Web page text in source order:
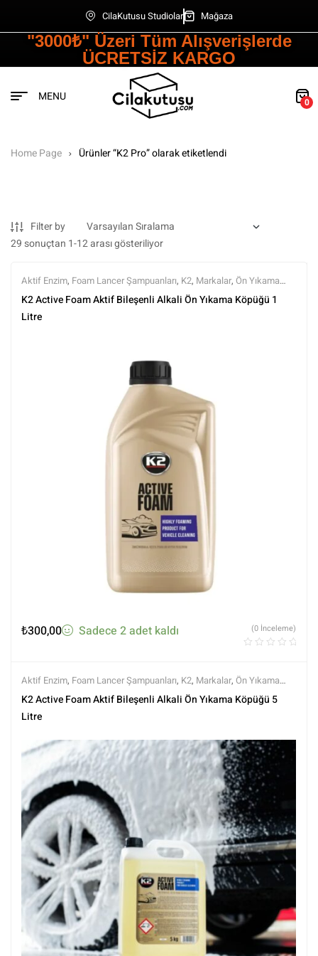
CilaKutusu Studiolar Mağaza
"3000₺" Üzeri Tüm Alışverişlerde
ÜCRETSİZ KARGO
MENU 0
Home Page Ürünler “K2 Pro” olarak etiketlendi
Filter by
29 sonuçtan 1-12 arası gösteriliyor
Aktif Enzim, Foam Lancer Şampuanları, K2, Markalar, Ön Yıkama
Şampuanları,Prewashlar,Şampuanlar,Tüm Ürünler,Tüm Ürünler
Yıkama Ürünleri
K2 Active Foam Aktif Bileşenli Alkali Ön Yıkama Köpüğü 1
Litre
₺300,00 Sadece 2 adet kaldı (0 İnceleme)
Aktif Enzim, Foam Lancer Şampuanları, K2, Markalar, Ön Yıkama
Şampuanları,Prewashlar,Şampuanlar,Tüm Ürünler,Tüm Ürünler
Yıkama Ürünleri
K2 Active Foam Aktif Bileşenli Alkali Ön Yıkama Köpüğü 5
Litre